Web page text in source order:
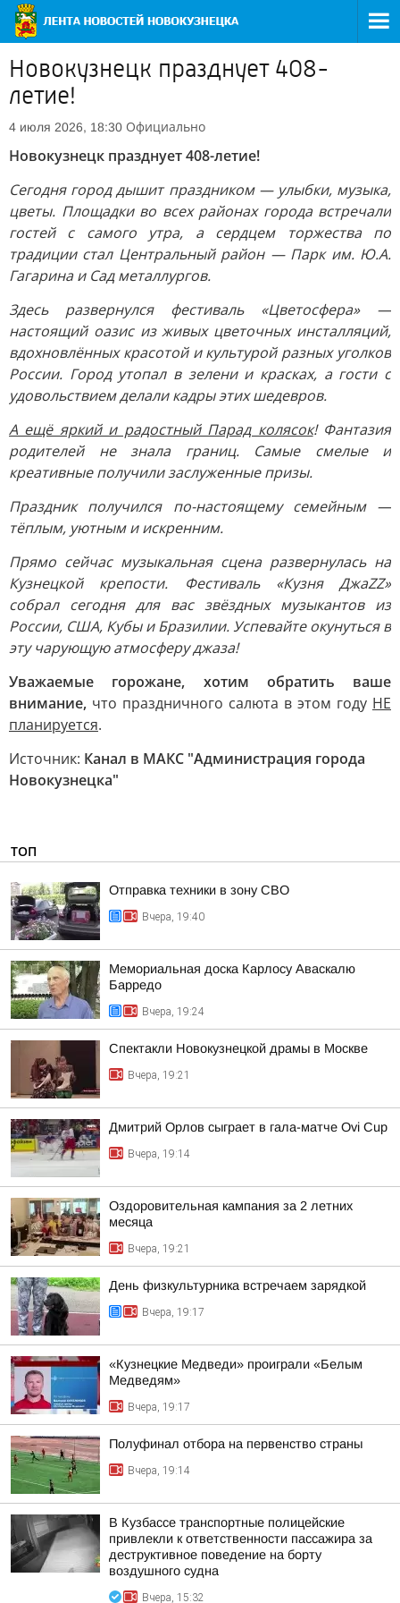
Новокузнецк празднует 408-
летие!
4 июля 2026, 18:30 Официально
Новокузнецк празднует 408-летие!
Сегодня город дышит праздником — улыбки, музыка,
цветы. Площадки во всех районах города встречали
гостей с самого утра, а сердцем торжества по
традиции стал Центральный район — Парк им. Ю.А.
Гагарина и Сад металлургов.
Здесь развернулся фестиваль «Цветосфера» —
настоящий оазис из живых цветочных инсталляций,
вдохновлённых красотой и культурой разных уголков
России. Город утопал в зелени и красках, а гости с
удовольствием делали кадры этих шедевров.
А ещё яркий и радостный Парад колясок! Фантазия
родителей не знала границ. Самые смелые и
креативные получили заслуженные призы.
Праздник получился по-настоящему семейным —
тёплым, уютным и искренним.
Прямо сейчас музыкальная сцена развернулась на
Кузнецкой крепости. Фестиваль «Кузня ДжаZZ»
собрал сегодня для вас звёздных музыкантов из
России, США, Кубы и Бразилии. Успевайте окунуться в
эту чарующую атмосферу джаза!
Уважаемые горожане, хотим обратить ваше
внимание, что праздничного салюта в этом году НЕ
планируется.
Источник: Канал в МАКС "Администрация города
Новокузнецка"
ТОП
Отправка техники в зону СВО
Вчера, 19:40
Мемориальная доска Карлосу Аваскалю
Барредо
Вчера, 19:24
Спектакли Новокузнецкой драмы в Москве
Вчера, 19:21
Дмитрий Орлов сыграет в гала-матче Ovi Cup
Вчера, 19:14
Оздоровительная кампания за 2 летних
месяца
Вчера, 19:21
День физкультурника встречаем зарядкой
Вчера, 19:17
«Кузнецкие Медведи» проиграли «Белым
Медведям»
Вчера, 19:17
Полуфинал отбора на первенство страны
Вчера, 19:14
В Кузбассе транспортные полицейские
привлекли к ответственности пассажира за
деструктивное поведение на борту
воздушного судна
Вчера, 15:32